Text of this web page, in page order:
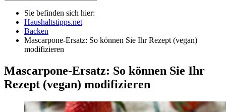
Sie befinden sich hier:
Haushaltstipps.net
Backen
Mascarpone-Ersatz: So können Sie Ihr Rezept (vegan)
modifizieren
Mascarpone-Ersatz: So können Sie Ihr
Rezept (vegan) modifizieren